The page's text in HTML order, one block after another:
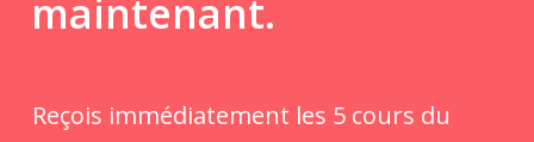
maintenant.
Reçois immédiatement les 5 cours du